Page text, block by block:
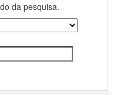
da pesquisa.